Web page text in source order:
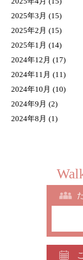
2025年3月 (15)
2025年2月 (15)
2025年1月 (14)
2024年12月 (17)
2024年11月 (11)
2024年10月 (10)
2024年9月 (2)
2024年8月 (1)